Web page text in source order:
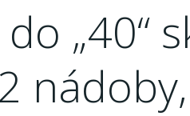
„40“